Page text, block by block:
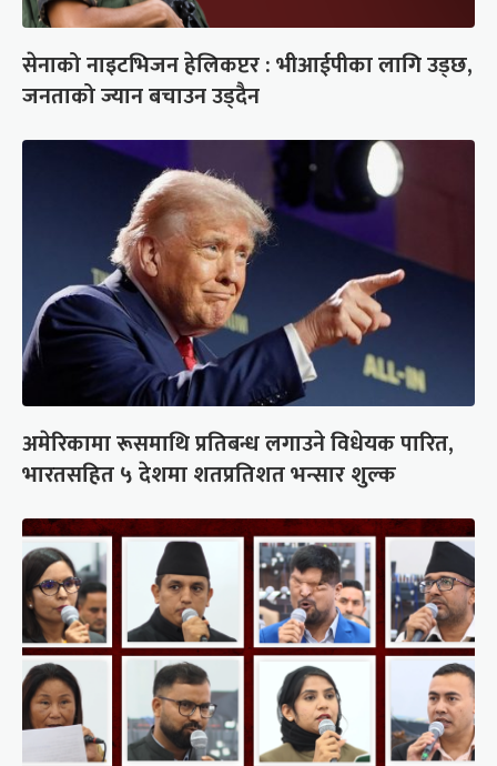
सेनाको नाइटभिजन हेलिकप्टर : भीआईपीका लागि उड्छ,
जनताको ज्यान बचाउन उड्दैन
अमेरिकामा रूसमाथि प्रतिबन्ध लगाउने विधेयक पारित,
भारतसहित ५ देशमा शतप्रतिशत भन्सार शुल्क